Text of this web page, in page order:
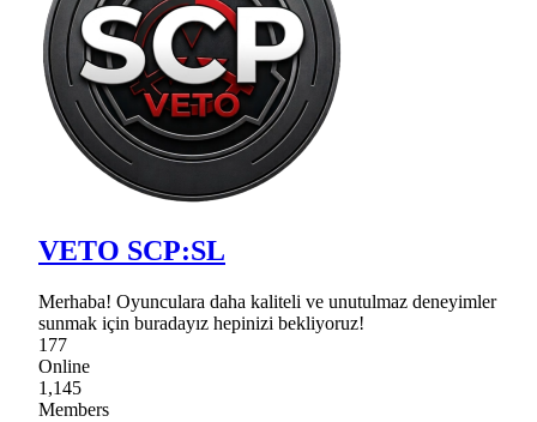
VETO SCP:SL
Merhaba! Oyunculara daha kaliteli ve unutulmaz deneyimler
sunmak için buradayız hepinizi bekliyoruz!
177
Online
1,145
Members